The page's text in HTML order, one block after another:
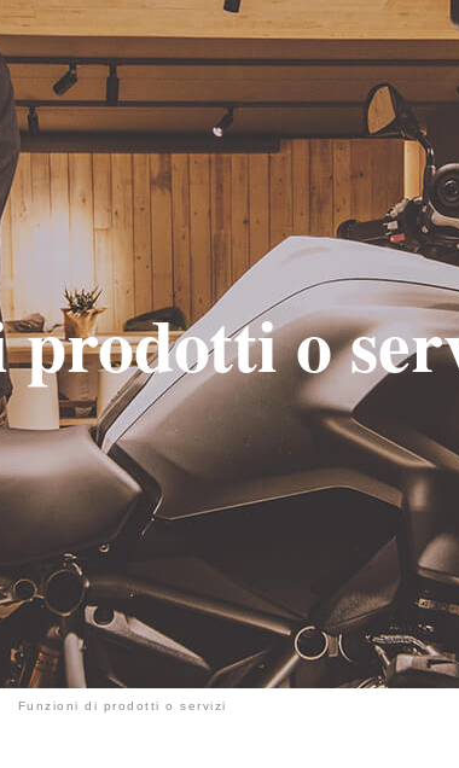
Funzioni di prodotti o servizi
o
Funzioni di prodotti o servizi